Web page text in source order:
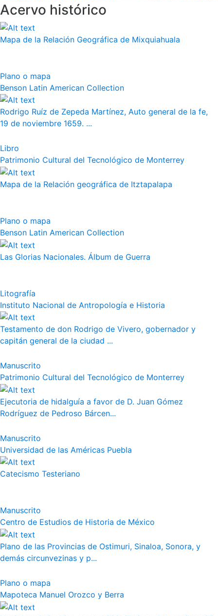
Acervo histórico
Mapa de la Relación Geográfica de Mixquiahuala
Plano o mapa
Benson Latin American Collection
Rodrigo Ruíz de Zepeda Martínez, Auto general de la fe,
19 de noviembre 1659. ...
Libro
Patrimonio Cultural del Tecnológico de Monterrey
Mapa de la Relación geográfica de Itztapalapa
Plano o mapa
Benson Latin American Collection
Las Glorias Nacionales. Álbum de Guerra
Litografía
Instituto Nacional de Antropología e Historia
Testamento de don Rodrigo de Vivero, gobernador y
capitán general de la ciudad ...
Manuscrito
Patrimonio Cultural del Tecnológico de Monterrey
Ejecutoria de hidalguía a favor de D. Juan Gómez
Rodríguez de Pedroso Bárcen...
Manuscrito
Universidad de las Américas Puebla
Catecismo Testeriano
Manuscrito
Centro de Estudios de Historia de México
Plano de las Provincias de Ostimuri, Sinaloa, Sonora, y
demás circunvezinas y p...
Plano o mapa
Mapoteca Manuel Orozco y Berra